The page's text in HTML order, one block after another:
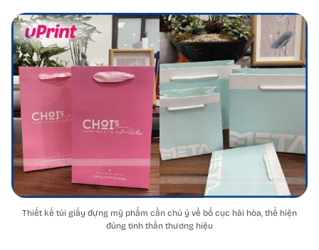
Thiết kế túi giấy đựng mỹ phẩm cần chú ý về bố cục hài hòa, thể hiện
đúng tinh thần thương hiệu